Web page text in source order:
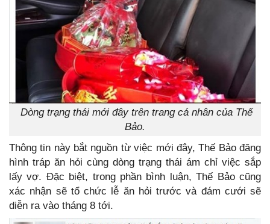
Dòng trạng thái mới đây trên trang cá nhân của Thế
Bảo.
Thông tin này bắt nguồn từ việc mới đây, Thế Bảo đăng
hình tráp ăn hỏi cùng dòng trạng thái ám chỉ việc sắp
lấy vợ. Đặc biệt, trong phần bình luận, Thế Bảo cũng
xác nhận sẽ tổ chức lễ ăn hỏi trước và đám cưới sẽ
diễn ra vào tháng 8 tới.